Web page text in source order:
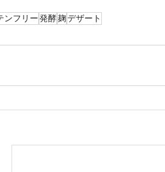
ンフリー発酵麹デザート